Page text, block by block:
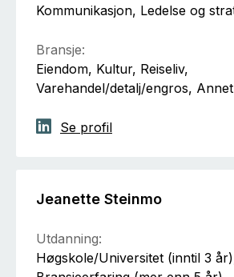
Kommunikasjon, Ledelse og
Bransje:
Eiendom, Kultur, Reiseliv,
Varehandel/detalj/engros, Annet
Se profil
Jeanette Steinmo
Utdanning:
Høgskole/Universitet (inntil 3